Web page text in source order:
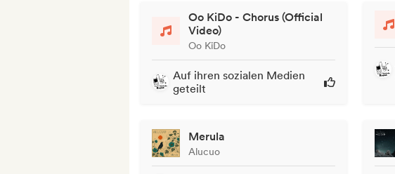
Oo KiDo - Chorus (Official
Video)
Oo KiDo
Auf ihren sozialen Medien
geteilt
Merula
Alucuo